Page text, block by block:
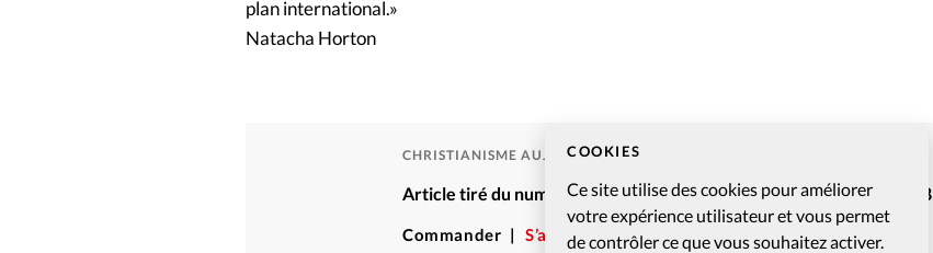
COOKIES
Ce site utilise des cookies pour améliorer
votre expérience utilisateur et vous permet
de contrôler ce que vous souhaitez activer.
plan international.»
Natacha Horton
CHRISTIANISME AUJOURD'HUI
Article tiré du numéro Christianisme Aujourd’hui – Juillet-Août 2008
Commander S’abonner